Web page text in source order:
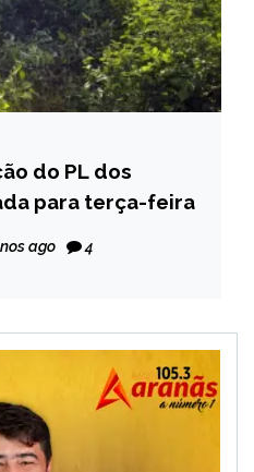
do PL dos
para terça-feira
ago 4